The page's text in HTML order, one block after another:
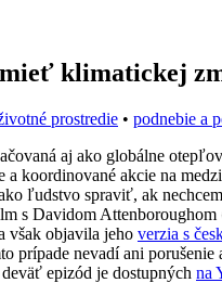
klimatickej
prostredie • podnebie a
aj ako globálne
koordinované akcie na
ľudstvo spraviť, ak
s Davidom Attenboroughom
však objavila jeho verzia s
prípade nevadí ani porušenie
epizód je dostupných na